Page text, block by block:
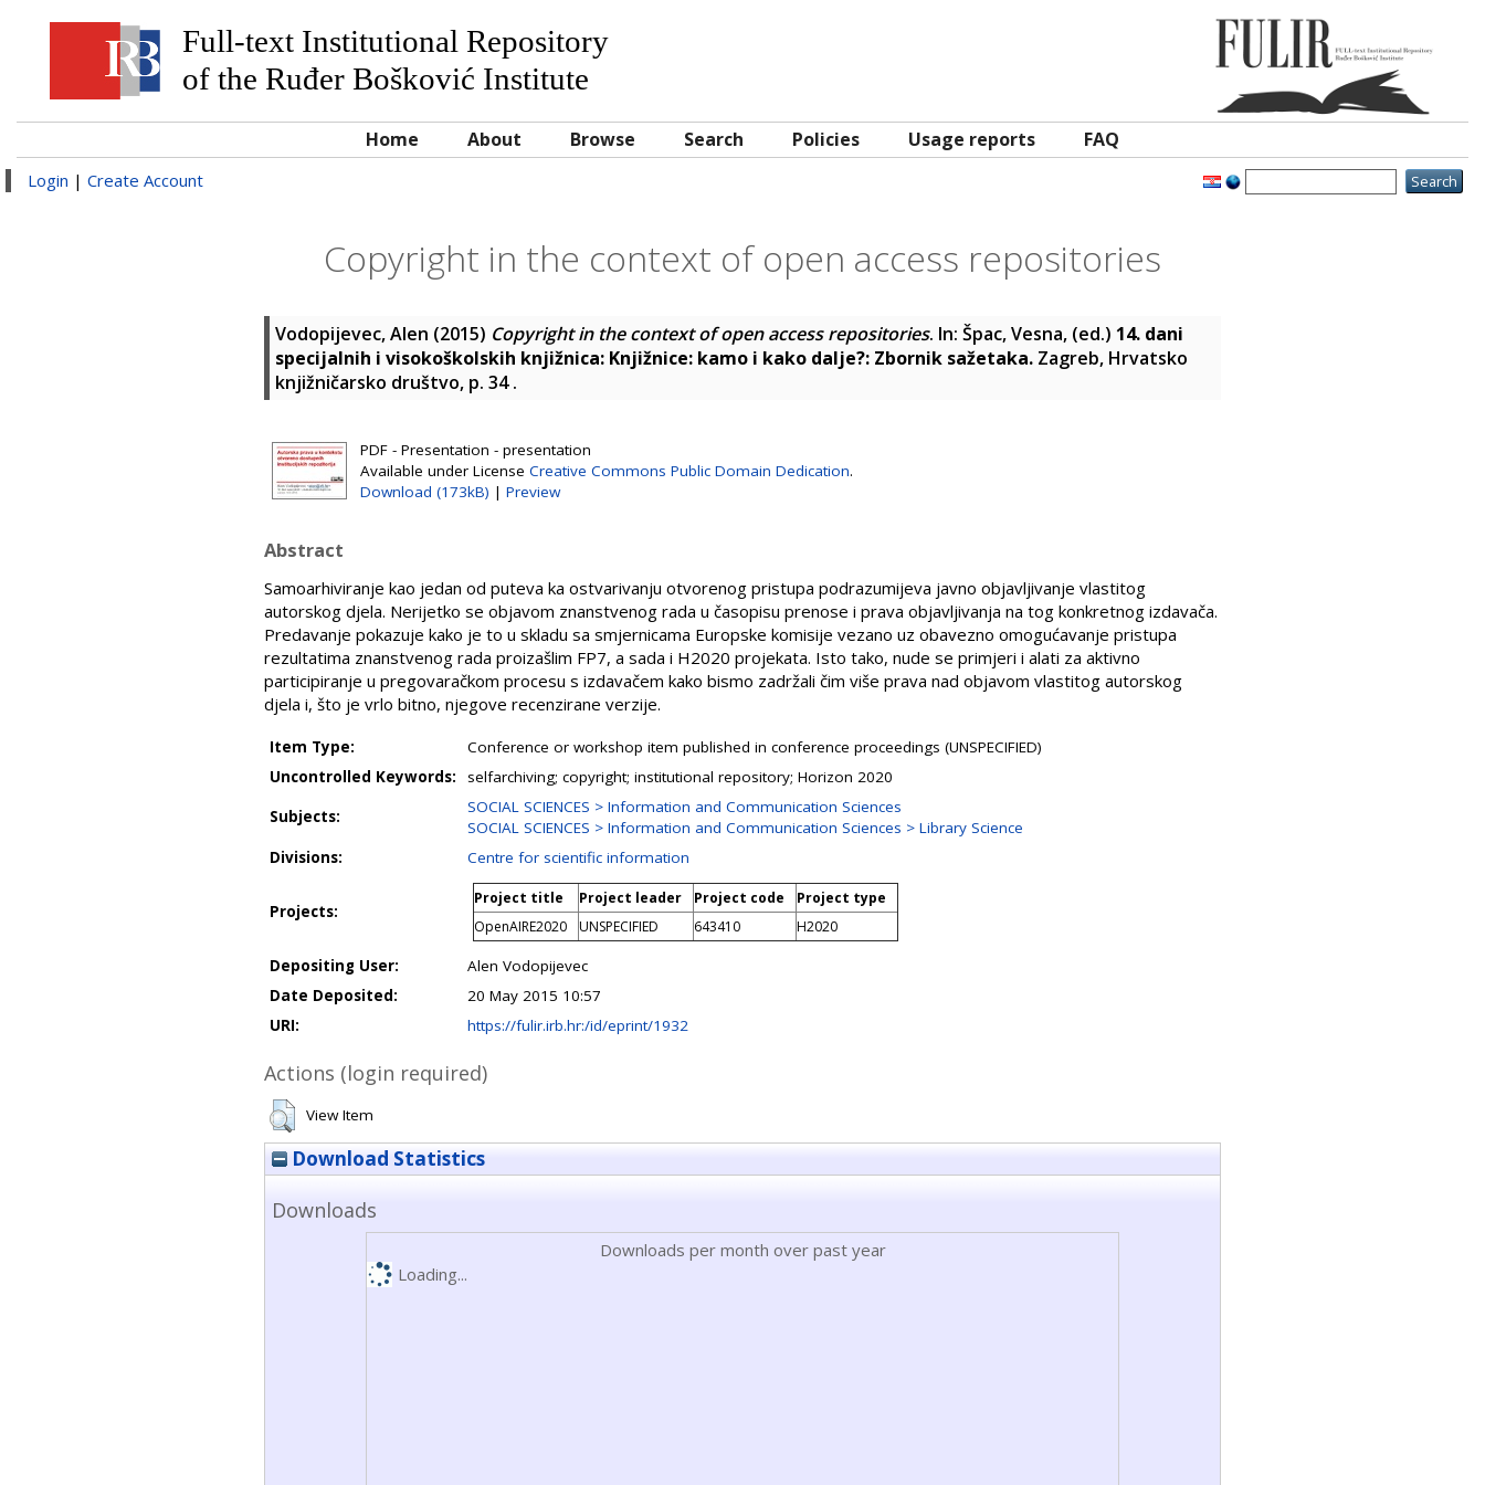
Full-text Institutional Repository
of the Ruđer Bošković Institute
Home About Browse Search Policies Usage reports FAQ
Login | Create Account
Copyright in the context of open access repositories
Vodopijevec, Alen (2015) Copyright in the context of open access repositories. In: Špac, Vesna, (ed.) 14. dani
specijalnih i visokoškolskih knjižnica: Knjižnice: kamo i kako dalje?: Zbornik sažetaka. Zagreb, Hrvatsko
knjižničarsko društvo, p. 34.
PDF - Presentation - presentation
Available under License Creative Commons Public Domain Dedication.
Download (173kB) | Preview
Abstract
Samoarhiviranje kao jedan od puteva ka ostvarivanju otvorenog pristupa podrazumijeva javno objavljivanje vlastitog
autorskog djela. Nerijetko se objavom znanstvenog rada u časopisu prenose i prava objavljivanja na tog konkretnog izdavača.
Predavanje pokazuje kako je to u skladu sa smjernicama Europske komisije vezano uz obavezno omogućavanje pristupa
rezultatima znanstvenog rada proizašlim FP7, a sada i H2020 projekata. Isto tako, nude se primjeri i alati za aktivno
participiranje u pregovaračkom procesu s izdavačem kako bismo zadržali čim više prava nad objavom vlastitog autorskog
djela i, što je vrlo bitno, njegove recenzirane verzije.
Item Type:
Conference or workshop item published in conference proceedings (UNSPECIFIED)
Uncontrolled Keywords:
selfarchiving; copyright; institutional repository; Horizon 2020
Subjects:
SOCIAL SCIENCES > Information and Communication Sciences
SOCIAL SCIENCES > Information and Communication Sciences > Library Science
Divisions:
Centre for scientific information
Projects:
Project title Project leader Project code
Project type
OpenAIRE2020
UNSPECIFIED 643410 H2020
Depositing User:
Alen Vodopijevec
Date Deposited:
20 May 2015 10:57
URI:
https://fulir.irb.hr:/id/eprint/1932
Actions (login required)
View Item
Download Statistics
Downloads
Downloads per month over past year
Loading...